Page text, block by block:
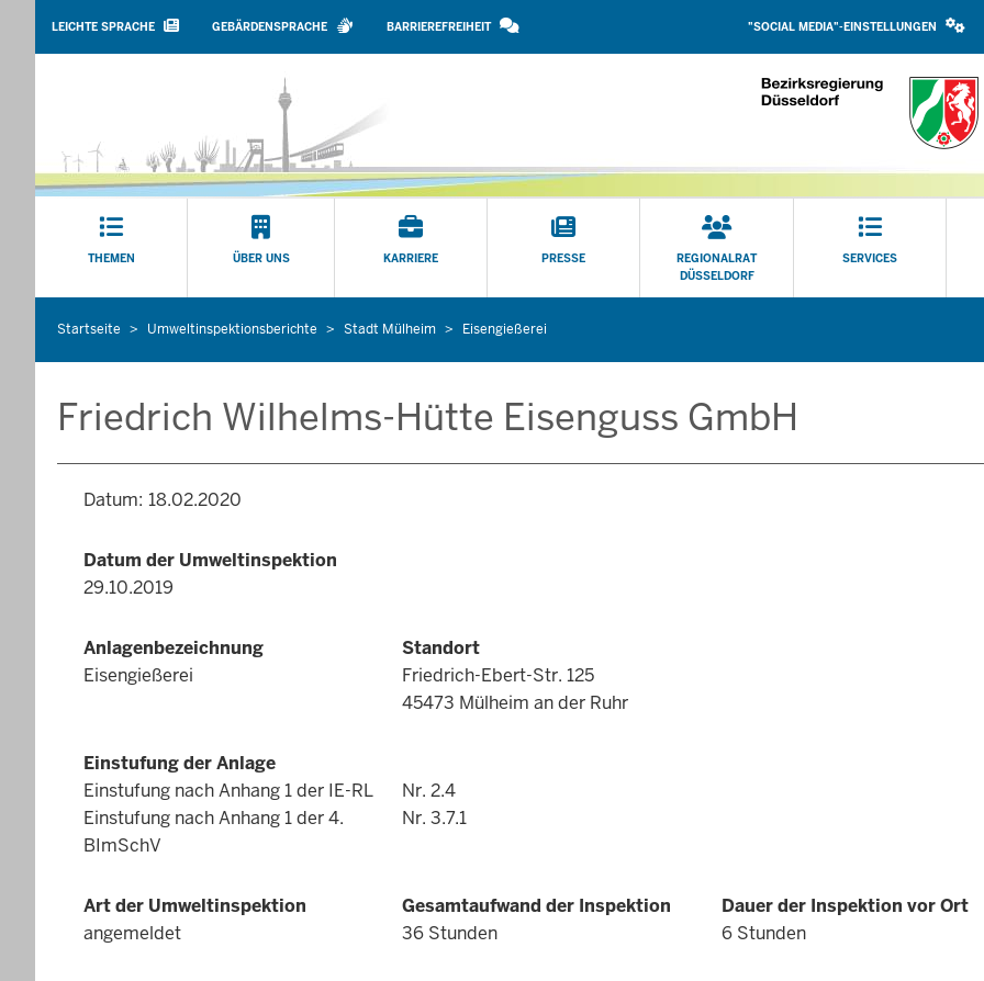
Direkt zum Inhalt
SPRACHEN
LEICHTE SPRACHE GEBÄRDENSPRACHE BARRIEREFREIHEIT
MEDIA
"SOCIAL MEDIA"-EINSTELLUNGEN
Hauptmenü
THEMEN ÜBER UNS KARRIERE PRESSE
REGIONALRAT
DÜSSELDORF
SERVICES
Sie
befinden
hier
Startseite Umweltinspektionsberichte Stadt Mülheim Eisengießerei
Friedrich Wilhelms-Hütte Eisenguss GmbH
Datum 18.02.2020
Datum der Umweltinspektion
29.10.2019
Anlagenbezeichnung
Eisengießerei
Standort
Friedrich-Ebert-Str. 125
45473 Mülheim an der Ruhr
Einstufung der Anlage
Einstufung nach Anhang 1 der IE-RL
Nr. 2.4
Einstufung nach Anhang 1 der 4.
BImSchV
Nr. 3.7.1
Art der Umweltinspektion
angemeldet
Gesamtaufwand der Inspektion
36 Stunden
Dauer der Inspektion vor Ort
6 Stunden